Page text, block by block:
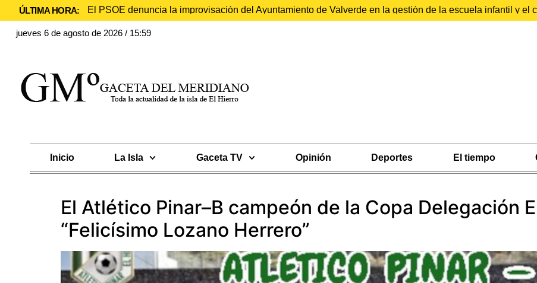
ÚLTIMA HORA: El PSOE denuncia la improvisación del Ayuntamiento de Valverde en la gestión de la escuela infantil y el
jueves 6 de agosto de 2026 / 15:59
Inicio La Isla Gaceta TV Opinión Deportes El tiempo
El Atlético Pinar–B campeón de la Copa Delegación
“Felicísimo Lozano Herrero”